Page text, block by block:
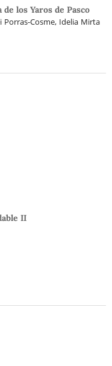
los Yaros de Pasco
Porras-Cosme, Idelia Mirta
II